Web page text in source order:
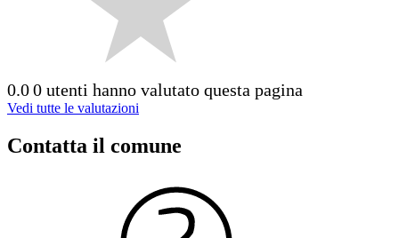
0.00 utenti hanno valutato questa pagina
Vedi tutte le valutazioni
Contatta il comune